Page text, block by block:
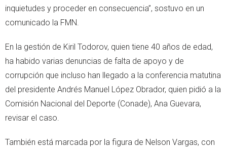
inquietudes y proceder en consecuencia”, sostuvo en un
comunicado la FMN.
En la gestión de Kiril Todorov, quien tiene 40 años de edad,
ha habido varias denuncias de falta de apoyo y de
corrupción que incluso han llegado a la conferencia matutina
del presidente Andrés Manuel López Obrador, quien pidió a la
Comisión Nacional del Deporte (Conade), Ana Guevara,
revisar el caso.
También está marcada por la figura de Nelson Vargas, con